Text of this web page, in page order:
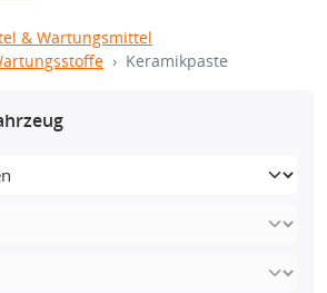
& Wartungsmittel
Keramikpaste